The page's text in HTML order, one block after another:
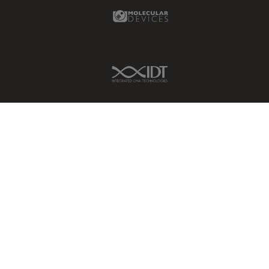
Molecular Devices Link
IDT Link